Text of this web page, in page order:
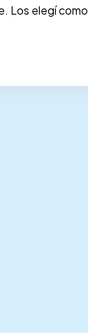
Los elegí como